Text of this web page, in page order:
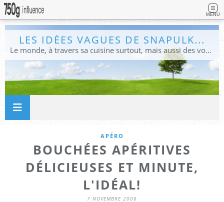
MENU
LES IDÉES VAGUES DE SNAPULK...
Le monde, à travers sa cuisine surtout, mais aussi des voyages, et des idées.
APÉRO
BOUCHÉES APÉRITIVES
DÉLICIEUSES ET MINUTE,
L'IDÉAL!
7 NOVEMBRE 2008